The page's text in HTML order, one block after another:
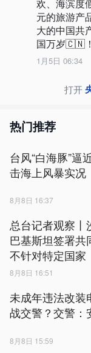
欢、海滨度
元的旅游产
大的中国共
国万岁🇨🇳
1月5日 06:34
打开
热门推荐
台风“白海豚”逼
击海上风暴实况
8月8日 16:37
总台记者观察丨
巴基斯坦签署共
不针对特定国家
8月8日 16:51
未成年违法改装
战交警？交警：
8月8日 15:59